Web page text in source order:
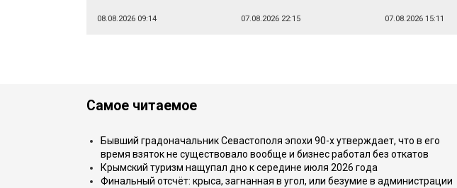
08.08.2026 09:14 07.08.2026 22:15 07.08.2026 15:11
Самое читаемое
Бывший градоначальник Севастополя эпохи 90-х утверждает, что в его
время взяток не существовало вообще и бизнес работал без откатов
Крымский туризм нащупал дно к середине июля 2026 года
Финальный отсчёт: крыса, загнанная в угол, или безумие в администрации